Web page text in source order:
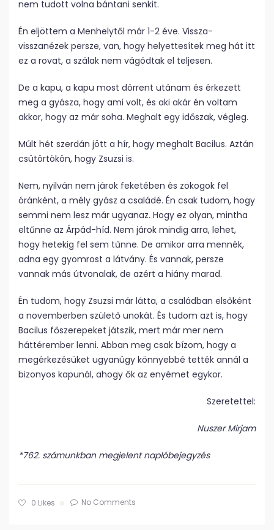
nem tudott volna bántani senkit.
Én eljöttem a Menhelytől már 1-2 éve. Vissza-
visszanézek persze, van, hogy helyettesítek meg hát itt
ez a rovat, a szálak nem vágódtak el teljesen.
De a kapu, a kapu most dörrent utánam és érkezett
meg a gyásza, hogy ami volt, és aki akár én voltam
akkor, hogy az már soha. Meghalt egy időszak, végleg.
Múlt hét szerdán jött a hír, hogy meghalt Bacilus. Aztán
csütörtökön, hogy Zsuzsi is.
Nem, nyilván nem járok feketében és zokogok fel
óránként, a mély gyász a családé. Én csak tudom, hogy
semmi nem lesz már ugyanaz. Hogy ez olyan, mintha
eltűnne az Árpád-híd. Nem járok mindig arra, lehet,
hogy hetekig fel sem tűnne. De amikor arra mennék,
adna egy gyomrost a látvány. És vannak, persze
vannak más útvonalak, de azért a hiány marad.
Én tudom, hogy Zsuzsi már látta, a családban elsőként
a novemberben születő unokát. És tudom azt is, hogy
Bacilus főszerepeket játszik, mert már mer nem
háttérember lenni. Abban meg csak bízom, hogy a
megérkezésüket ugyanúgy könnyebbé tették annál a
bizonyos kapunál, ahogy ők az enyémet egykor.
Szeretettel:
Nuszer Mirjam
*762. számunkban megjelent naplóbejegyzés
0 Likes No Comments